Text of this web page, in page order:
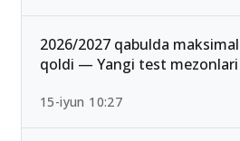
2026/2027 qabulda maksimal
qoldi — Yangi test
15-iyun 10:27